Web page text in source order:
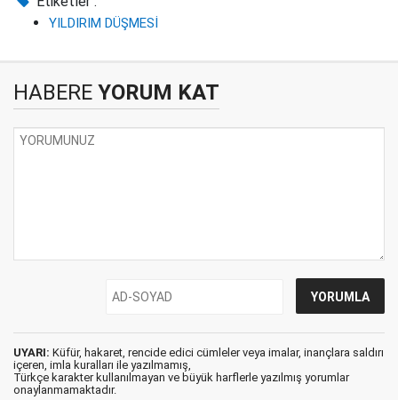
YILDIRIM DÜŞMESİ
HABERE YORUM KAT
UYARI: Küfür, hakaret, rencide edici cümleler veya imalar, inançlara saldırı
içeren, imla kuralları ile yazılmamış,
Türkçe karakter kullanılmayan ve büyük harflerle yazılmış yorumlar
onaylanmamaktadır.